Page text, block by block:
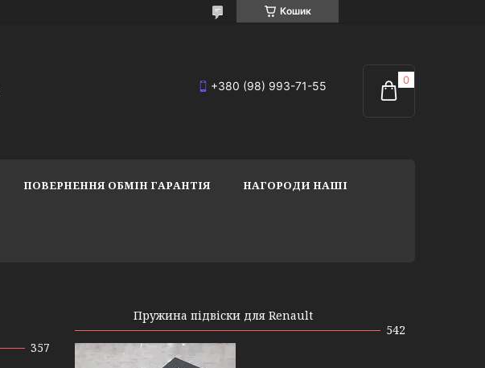
Кошик
+380 (98) 993-71-55
ПОВЕРНЕННЯ ОБМІН ГАРАНТІЯ НАГОРОДИ НАШІ
357
Пружина підвіски для Renault
542